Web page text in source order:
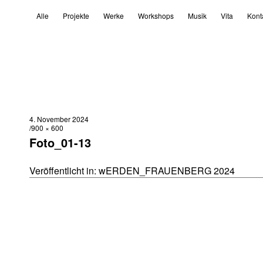
Alle Projekte Werke Workshops Musik Vita
4. November 2024
900 × 600
Foto_01-13
Veröffentlicht in: wERDEN_FRAUENBERG 2024